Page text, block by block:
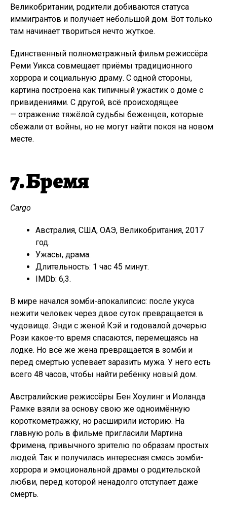
Великобритании, родители добиваются статуса
иммигрантов и получает небольшой дом. Вот только
там начинает твориться нечто жуткое.
Единственный полнометражный фильм режиссёра
Реми Уикса совмещает приёмы традиционного
хоррора и социальную драму. С одной стороны,
картина построена как типичный ужастик о доме с
привидениями. С другой, всё происходящее
— отражение тяжёлой судьбы беженцев, которые
сбежали от войны, но не могут найти покоя на новом
месте.
7. Бремя
Cargo
Австралия, США, ОАЭ, Великобритания, 2017
год.
Ужасы, драма.
Длительность: 1 час 45 минут.
IMDb: 6,3.
В мире начался зомби-апокалипсис: после укуса
нежити человек через двое суток превращается в
чудовище. Энди с женой Кэй и годовалой дочерью
Рози какое-то время спасаются, перемещаясь на
лодке. Но всё же жена превращается в зомби и
перед смертью успевает заразить мужа. У него есть
всего 48 часов, чтобы найти ребёнку новый дом.
Австралийские режиссёры Бен Хоулинг и Иоланда
Рамке взяли за основу свою же одноимённую
короткометражку, но расширили историю. На
главную роль в фильме пригласили Мартина
Фримена, привычного зрителю по образам простых
людей. Так и получилась интересная смесь зомби-
хоррора и эмоциональной драмы о родительской
любви, перед которой ненадолго отступает даже
смерть.